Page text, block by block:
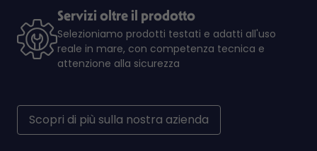
Servizi oltre il prodotto
Selezioniamo prodotti testati e adatti all'uso
reale in mare, con competenza tecnica e
attenzione alla sicurezza
Scopri di più sulla nostra azienda